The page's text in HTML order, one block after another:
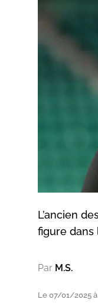
L’ancien
figure dans
Par M.S.
Le 07/01/2025 à